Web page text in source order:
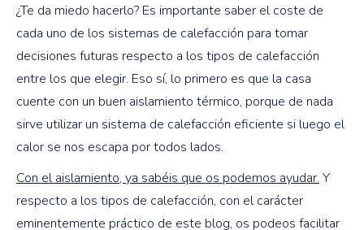
¿Te da miedo hacerlo? Es importante saber el coste de
cada uno de los sistemas de calefacción para tomar
decisiones futuras respecto a los tipos de calefacción
entre los que elegir. Eso sí, lo primero es que la casa
cuente con un buen aislamiento térmico, porque de nada
sirve utilizar un sistema de calefacción eficiente si luego el
calor se nos escapa por todos lados.
Con el aislamiento, ya sabéis que os podemos ayudar. Y
respecto a los tipos de calefacción, con el carácter
eminentemente práctico de este blog, os podeos facilitar